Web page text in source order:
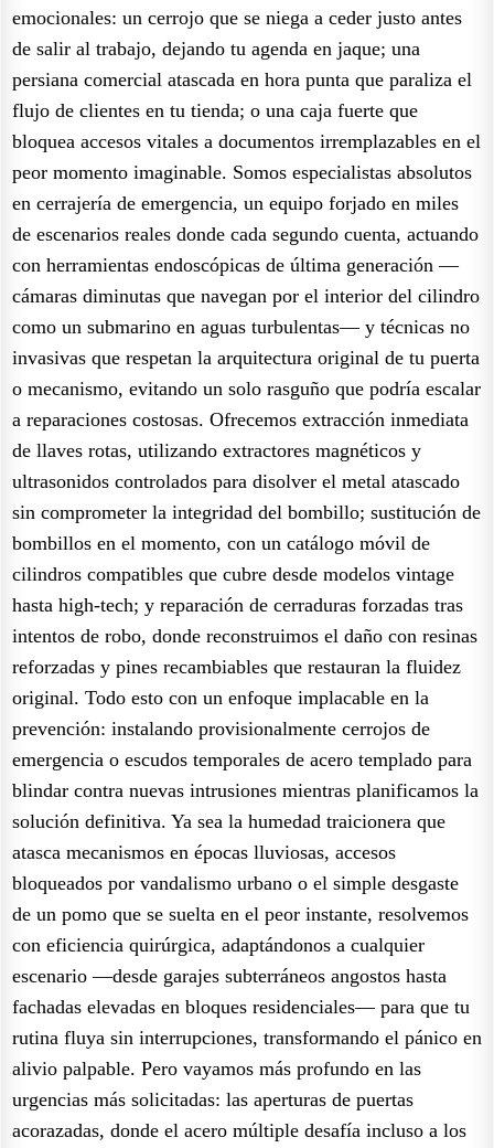
emocionales: un cerrojo que se niega a ceder justo antes
de salir al trabajo, dejando tu agenda en jaque; una
persiana comercial atascada en hora punta que paraliza el
flujo de clientes en tu tienda; o una caja fuerte que
bloquea accesos vitales a documentos irremplazables en el
peor momento imaginable. Somos especialistas absolutos
en cerrajería de emergencia, un equipo forjado en miles
de escenarios reales donde cada segundo cuenta, actuando
con herramientas endoscópicas de última generación —
cámaras diminutas que navegan por el interior del cilindro
como un submarino en aguas turbulentas— y técnicas no
invasivas que respetan la arquitectura original de tu puerta
o mecanismo, evitando un solo rasguño que podría escalar
a reparaciones costosas. Ofrecemos extracción inmediata
de llaves rotas, utilizando extractores magnéticos y
ultrasonidos controlados para disolver el metal atascado
sin comprometer la integridad del bombillo; sustitución de
bombillos en el momento, con un catálogo móvil de
cilindros compatibles que cubre desde modelos vintage
hasta high-tech; y reparación de cerraduras forzadas tras
intentos de robo, donde reconstruimos el daño con resinas
reforzadas y pines recambiables que restauran la fluidez
original. Todo esto con un enfoque implacable en la
prevención: instalando provisionalmente cerrojos de
emergencia o escudos temporales de acero templado para
blindar contra nuevas intrusiones mientras planificamos la
solución definitiva. Ya sea la humedad traicionera que
atasca mecanismos en épocas lluviosas, accesos
bloqueados por vandalismo urbano o el simple desgaste
de un pomo que se suelta en el peor instante, resolvemos
con eficiencia quirúrgica, adaptándonos a cualquier
escenario —desde garajes subterráneos angostos hasta
fachadas elevadas en bloques residenciales— para que tu
rutina fluya sin interrupciones, transformando el pánico en
alivio palpable. Pero vayamos más profundo en las
urgencias más solicitadas: las aperturas de puertas
acorazadas, donde el acero múltiple desafía incluso a los